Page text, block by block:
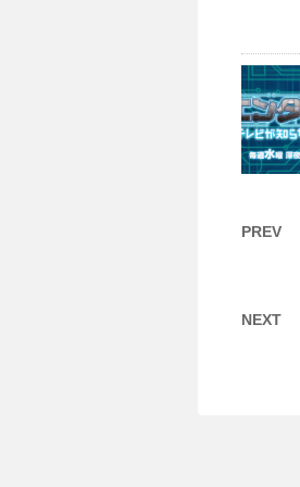
PREV
NEXT